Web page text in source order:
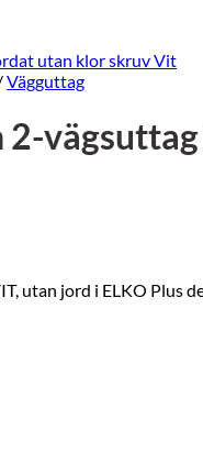
Vägguttag
2-
utan jord i ELKO Plus